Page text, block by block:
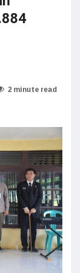
2 minute read